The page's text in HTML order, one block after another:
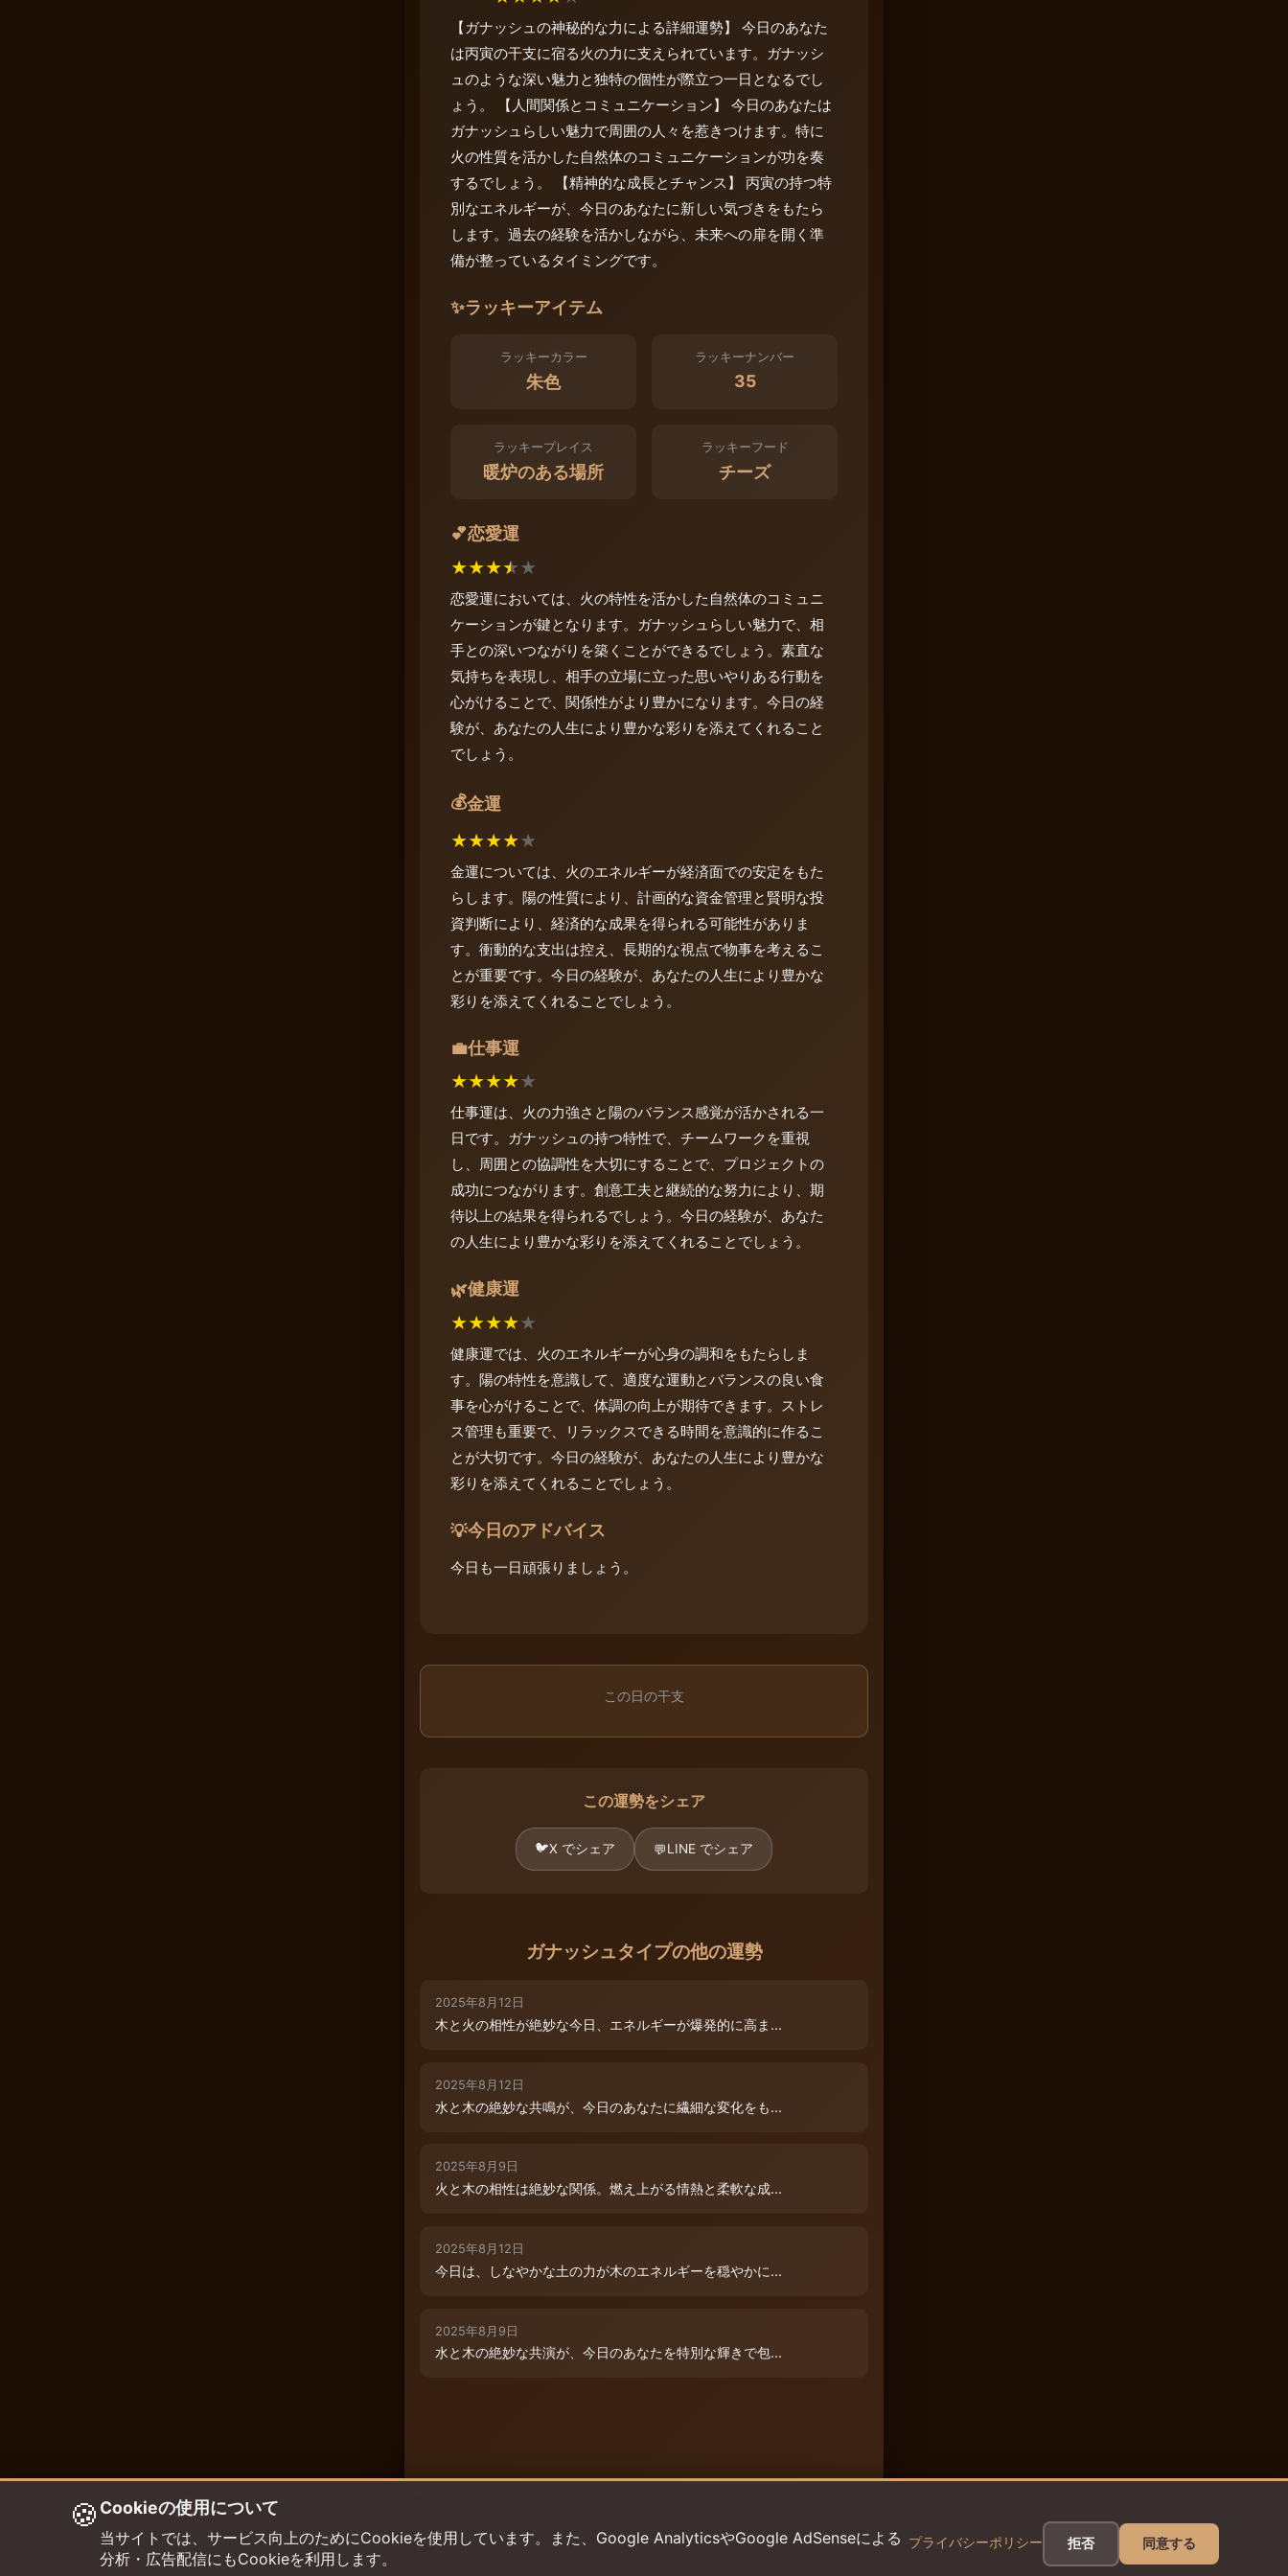
【ガナッシュの神秘的な力による詳細運勢】 今日のあなた
は丙寅の干支に宿る火の力に支えられています。ガナッシ
ュのような深い魅力と独特の個性が際立つ一日となるでし
ょう。 【人間関係とコミュニケーション】 今日のあなたは
ガナッシュらしい魅力で周囲の人々を惹きつけます。特に
火の性質を活かした自然体のコミュニケーションが功を奏
するでしょう。 【精神的な成長とチャンス】 丙寅の持つ特
別なエネルギーが、今日のあなたに新しい気づきをもたら
します。過去の経験を活かしながら、未来への扉を開く準
備が整っているタイミングです。
✨ラッキーアイテム
ラッキーカラー
朱色
ラッキーナンバー
35
ラッキープレイス
暖炉のある場所
ラッキーフード
チーズ
💕恋愛運
★★★★★
恋愛運においては、火の特性を活かした自然体のコミュニ
ケーションが鍵となります。ガナッシュらしい魅力で、相
手との深いつながりを築くことができるでしょう。素直な
気持ちを表現し、相手の立場に立った思いやりある行動を
心がけることで、関係性がより豊かになります。今日の経
験が、あなたの人生により豊かな彩りを添えてくれること
でしょう。
💰金運
★★★★★
金運については、火のエネルギーが経済面での安定をもた
らします。陽の性質により、計画的な資金管理と賢明な投
資判断により、経済的な成果を得られる可能性がありま
す。衝動的な支出は控え、長期的な視点で物事を考えるこ
とが重要です。今日の経験が、あなたの人生により豊かな
彩りを添えてくれることでしょう。
💼仕事運
★★★★★
仕事運は、火の力強さと陽のバランス感覚が活かされる一
日です。ガナッシュの持つ特性で、チームワークを重視
し、周囲との協調性を大切にすることで、プロジェクトの
成功につながります。創意工夫と継続的な努力により、期
待以上の結果を得られるでしょう。今日の経験が、あなた
の人生により豊かな彩りを添えてくれることでしょう。
🌿健康運
★★★★★
健康運では、火のエネルギーが心身の調和をもたらしま
す。陽の特性を意識して、適度な運動とバランスの良い食
事を心がけることで、体調の向上が期待できます。ストレ
ス管理も重要で、リラックスできる時間を意識的に作るこ
とが大切です。今日の経験が、あなたの人生により豊かな
彩りを添えてくれることでしょう。
💡今日のアドバイス
今日も一日頑張りましょう。
この日の干支
この運勢をシェア
🐦X でシェア 💬LINE でシェア
ガナッシュタイプの他の運勢
2025年8月12日
木と火の相性が絶妙な今日、エネルギーが爆発的に高ま...
2025年8月12日
水と木の絶妙な共鳴が、今日のあなたに繊細な変化をも...
2025年8月9日
火と木の相性は絶妙な関係。燃え上がる情熱と柔軟な成...
2025年8月12日
今日は、しなやかな土の力が木のエネルギーを穏やかに...
2025年8月9日
水と木の絶妙な共演が、今日のあなたを特別な輝きで包...
🍪 Cookieの使用について
当サイトでは、サービス向上のためにCookieを使用しています。また、Google AnalyticsやGoogle AdSenseによる
分析・広告配信にもCookieを利用します。
プライバシーポリシー 拒否 同意する